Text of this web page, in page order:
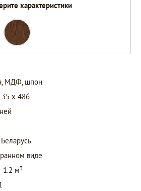
характеристики
МДФ, шпон
x 486
Беларусь
виде
1.2 м3